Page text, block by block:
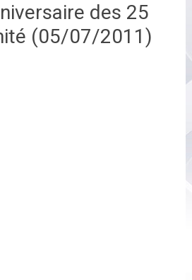
des 25
(05/07/2011)